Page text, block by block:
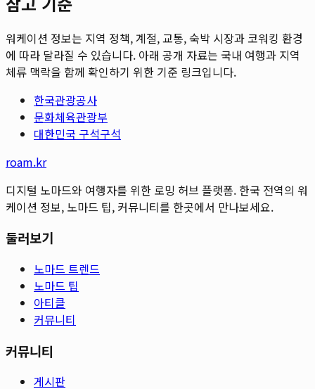
워케이션 정보는 지역 정책, 계절, 교통, 숙박 시장과 코워킹 환경
에 따라 달라질 수 있습니다. 아래 공개 자료는 국내 여행과 지역
체류 맥락을 함께 확인하기 위한 기준 링크입니다.
한국관광공사
문화체육관광부
대한민국 구석구석
roam.kr
디지털 노마드와 여행자를 위한 로밍 허브 플랫폼. 한국 전역의 워
케이션 정보, 노마드 팁, 커뮤니티를 한곳에서 만나보세요.
둘러보기
노마드 트렌드
노마드 팁
아티클
커뮤니티
커뮤니티
게시판